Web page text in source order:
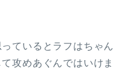
ているとラフはちゃん
攻めあぐんではいけま